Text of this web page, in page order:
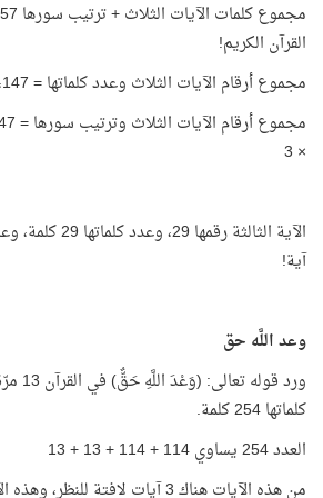
القرآن الكريم!
مجموع أرقام الآيات الثلاث وعدد كلماتها = 147، وهذا العدد = 7 × 7 × 3
× 3
آية!
وعد اللَّه حق
كلماتها 254 كلمة.
العدد 254 يساوي 114 + 114 + 13 + 13
من هذه الآيات هناك 3 آيات لافتة